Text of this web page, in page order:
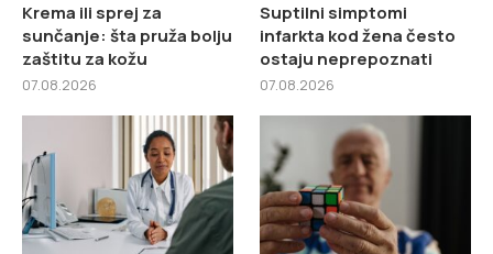
Krema ili sprej za
sunčanje: šta pruža bolju
zaštitu za kožu
07.08.2026
Suptilni simptomi
infarkta kod žena često
ostaju neprepoznati
07.08.2026